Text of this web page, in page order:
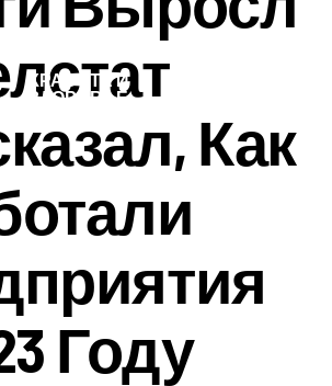
КРАСОТА И
ЗДОРОВЬЕ
Как
Году